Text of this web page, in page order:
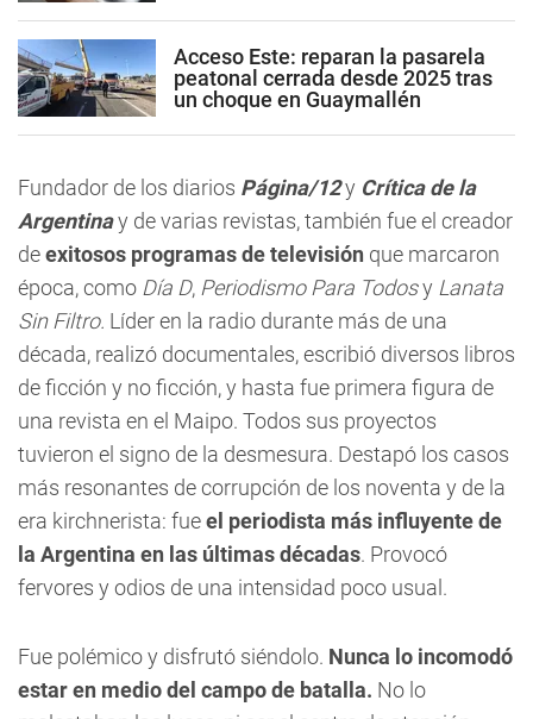
Acceso Este: reparan la pasarela
peatonal cerrada desde 2025 tras
un choque en Guaymallén
Fundador de los diarios Página/12y Crítica de la
Argentinay de varias revistas, también fue el creador
deexitosos programas de televisión que marcaron
época, como Día D, Periodismo Para Todosy Lanata
Sin Filtro. Líder en la radio durante más de una
década, realizó documentales, escribió diversos libros
de ficción y no ficción, y hasta fue primera figura de
una revista en el Maipo. Todos sus proyectos
tuvieron el signo de la desmesura. Destapó los casos
más resonantes de corrupción de los noventa y de la
era kirchnerista: fueel periodista más influyente de
la Argentina en las últimas décadas. Provocó
fervores y odios de una intensidad poco usual.
Fue polémico y disfrutó siéndolo. Nunca lo incomodó
estar en medio del campo de batalla. No lo